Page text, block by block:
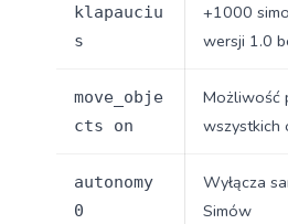
klapauciu
s
+1000
wersji 1.0
move_obje
cts on
Możliwość
wszystkich
autonomy
0
Wyłącza
Simów